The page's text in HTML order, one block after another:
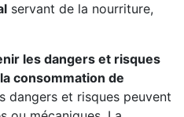
servant de la nourriture,
les dangers et risques
consommation de
dangers et risques peuvent